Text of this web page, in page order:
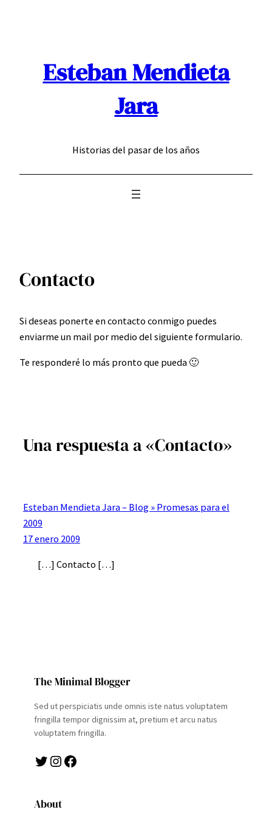
Esteban Mendieta
Jara
Historias del pasar de los años
Contacto
Si deseas ponerte en contacto conmigo puedes
enviarme un mail por medio del siguiente formulario.
Te responderé lo más pronto que pueda 🙂
Una respuesta a «Contacto»
Esteban Mendieta Jara – Blog » Promesas para el
2009
17 enero 2009
[…] Contacto […]
The Minimal Blogger
Sed ut perspiciatis unde omnis iste natus voluptatem
fringilla tempor dignissim at, pretium et arcu natus
voluptatem fringilla.
Twitter Instagram Facebook
About